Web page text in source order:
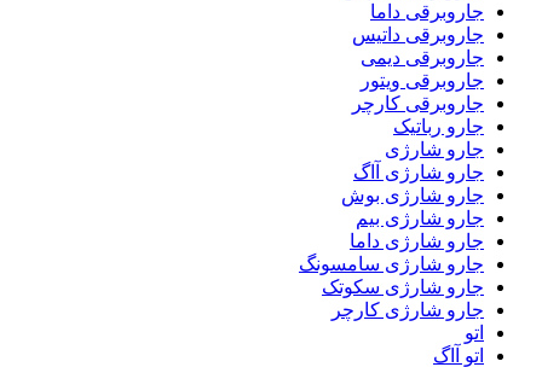
جاروبرقی داما
جاروبرقی داتیس
جاروبرقی دیمی
جاروبرقی ویتور
جاروبرقی کارچر
جارو رباتیک
جارو شارژی
جارو شارژی آاگ
جارو شارژی بوش
جارو شارژی بیم
جارو شارژی داما
جارو شارژی سامسونگ
جارو شارژی سکوتک
جارو شارژی کارچر
اتو
اتو آاگ